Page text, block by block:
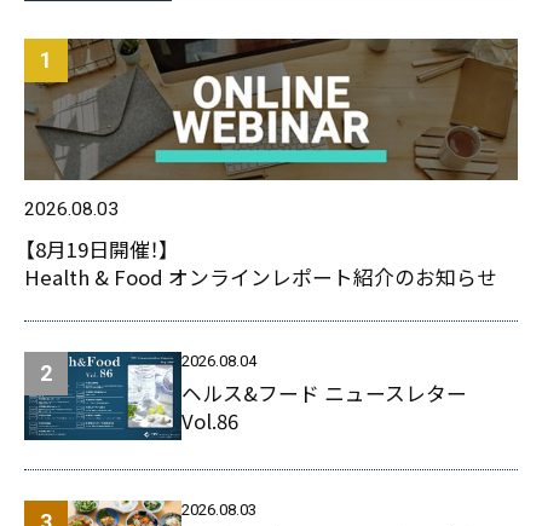
2026.08.03
【8月19日開催！】
Health & Food オンラインレポート紹介のお知らせ
2026.08.04
ヘルス&フード ニュースレター
Vol.86
2026.08.03